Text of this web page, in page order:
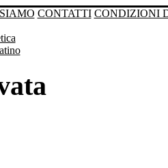
CONTATTI CONDIZIONI